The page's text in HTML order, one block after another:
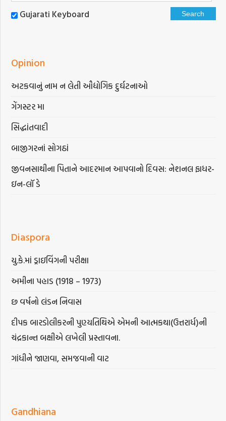
Gujarati Keyboard
Opinion
અટકવાનું નામ ન લેતી ઔદ્યોગિક દુર્ઘટનાઓ
ગેંગસ્ટર મા
સિદ્ધાંતવાદી
બાજીગરનાં સોગઠાં
જીવનસાથીના પિતાને આદરમાન આપવાનો દિવસ: નેશનલ ફાધર-
ઇન-લૉ ડે
Diaspora
યુ.કે.માં ડ્રાઇવિંગની પરીક્ષા
અમીના પહાડ (1918 – 1973)
છ વર્ષનો લંડન નિવાસ
દીપક બારડોલીકરની પુણ્યતિથિએ એમની આત્મકથા(ઉત્તરાર્ધ)ની
ચંદ્રકાન્ત બક્ષીએ લખેલી પ્રસ્તાવના.
ગાંધીને જાણવા, સમજવાની વાટ
Gandhiana